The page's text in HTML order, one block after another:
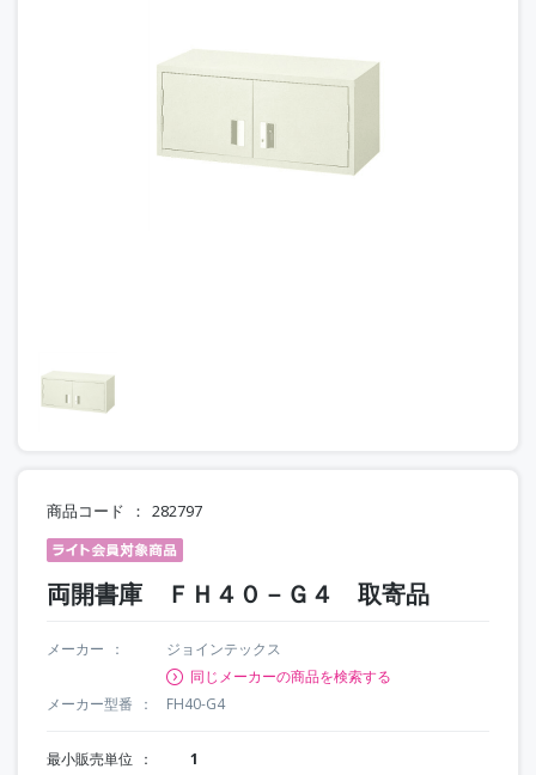
商品コード 282797
両開書庫 ＦＨ４０－Ｇ４ 取寄品
メーカー
ジョインテックス
同じメーカーの商品を検索する
メーカー型番
FH40-G4
最小販売単位 1